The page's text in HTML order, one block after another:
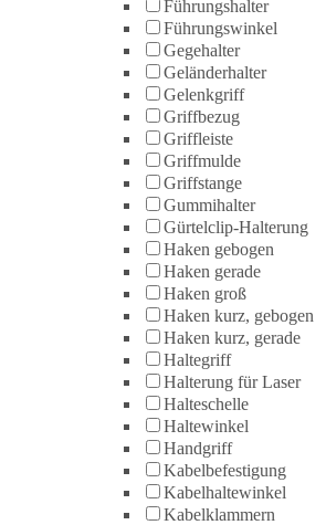
Führungshalter
Führungswinkel
Gegehalter
Geländerhalter
Gelenkgriff
Griffbezug
Griffleiste
Griffmulde
Griffstange
Gummihalter
Gürtelclip-Halterung
Haken gebogen
Haken gerade
Haken groß
Haken kurz, gebogen
Haken kurz, gerade
Haltegriff
Halterung für Laser
Halteschelle
Haltewinkel
Handgriff
Kabelbefestigung
Kabelhaltewinkel
Kabelklammern